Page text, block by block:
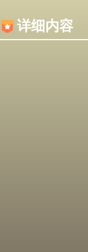
详细内容